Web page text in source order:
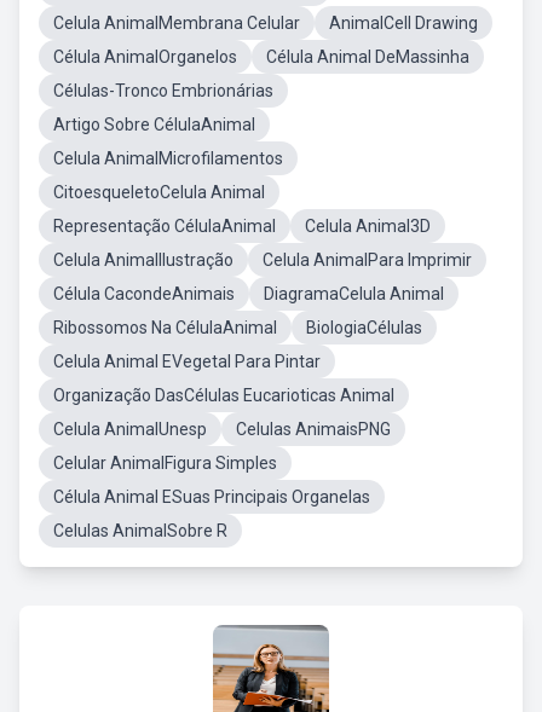
Celula AnimalMembrana Celular
AnimalCell Drawing
Célula AnimalOrganelos
Célula Animal DeMassinha
Células-Tronco Embrionárias
Artigo Sobre CélulaAnimal
Celula AnimalMicrofilamentos
CitoesqueletoCelula Animal
Representação CélulaAnimal
Celula Animal3D
Celula AnimalIlustração
Celula AnimalPara Imprimir
Célula CacondeAnimais
DiagramaCelula Animal
Ribossomos Na CélulaAnimal
BiologiaCélulas
Celula Animal EVegetal Para Pintar
Organização DasCélulas Eucarioticas Animal
Celula AnimalUnesp
Celulas AnimaisPNG
Celular AnimalFigura Simples
Célula Animal ESuas Principais Organelas
Celulas AnimalSobre R